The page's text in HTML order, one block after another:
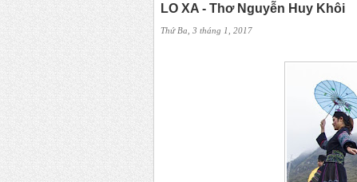
LO XA - Thơ Nguyễn Huy Khôi
Thứ Ba, 3 tháng 1, 2017